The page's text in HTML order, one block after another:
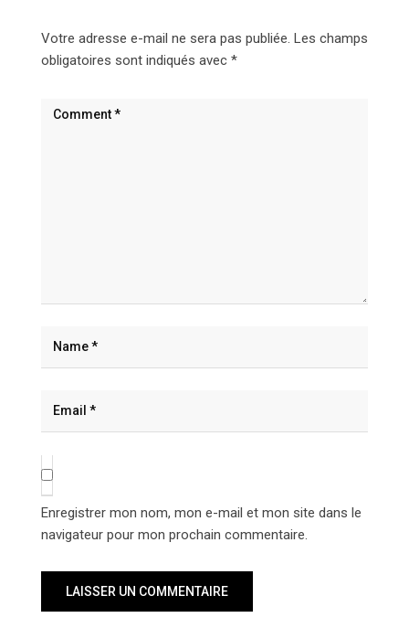
Votre adresse e-mail ne sera pas publiée. Les champs
obligatoires sont indiqués avec *
Enregistrer mon nom, mon e-mail et mon site dans le
navigateur pour mon prochain commentaire.